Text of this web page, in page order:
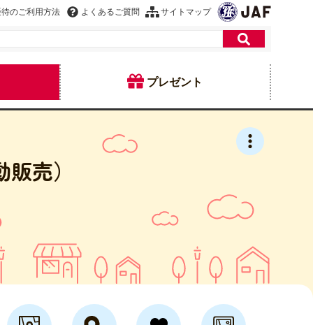
のご利用方法 よくあるご質問 サイトマップ
プレゼント
売）